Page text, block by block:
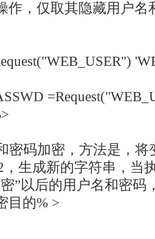
作，仅取其隐藏用户名
密码加密，方法是，
生成新的字符串，当
”以后的用户名和密码
目的% >